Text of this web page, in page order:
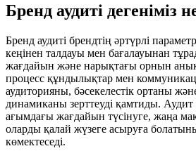
Бренд аудиті дегеніміз
Бренд аудиті брендтің әртүрлі
кеңінен талдауы мен бағалауынан
жағдайын және нарықтағы орнын
процесс құндылықтар мен
аудиторияны, бәсекелестік ортаны
динамиканы зерттеуді қамтиды.
ағымдағы жағдайын түсінуге, жаңа
оларды қалай жүзеге асыруға
көмектеседі.